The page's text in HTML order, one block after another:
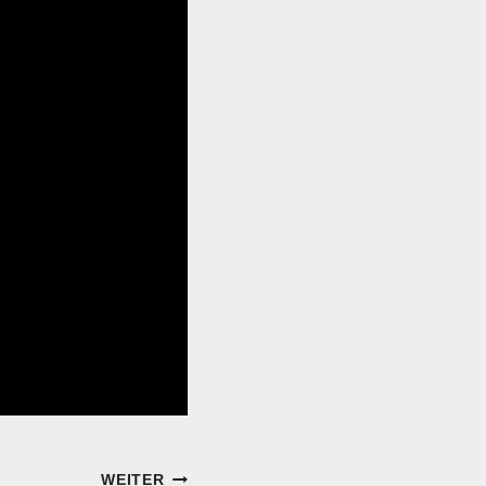
WEITER